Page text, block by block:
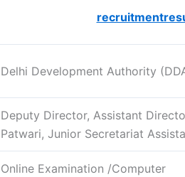
Delhi Development Authority
Deputy Director, Assistant
Patwari, Junior Secretariat
Online Examination /Computer